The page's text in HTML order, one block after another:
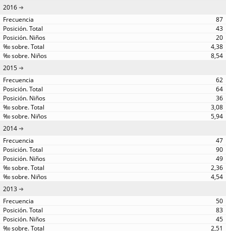
2016
87
43
20
4,38
8,54
2015
62
64
36
3,08
5,94
2014
47
90
49
2,36
4,54
2013
50
83
45
2,51